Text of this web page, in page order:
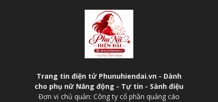
Trang tin điện tử Phunuhiendai.vn - Dành
cho phụ nữ Năng động - Tự tin - Sành điệu
Đơn vị chủ quản: Công ty cổ phần quảng cáo